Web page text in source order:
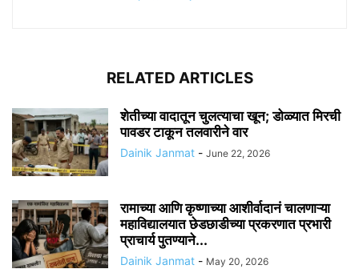
RELATED ARTICLES
शेतीच्या वादातून चुलत्याचा खून; डोळ्यात मिरची
पावडर टाकून तलवारीने वार
Dainik Janmat - June 22, 2026
रामाच्या आणि कृष्णाच्या आशीर्वादानं चालणाऱ्या
महाविद्यालयात छेडछाडीच्या प्रकरणात प्रभारी
प्राचार्य पुतण्याने...
Dainik Janmat - May 20, 2026